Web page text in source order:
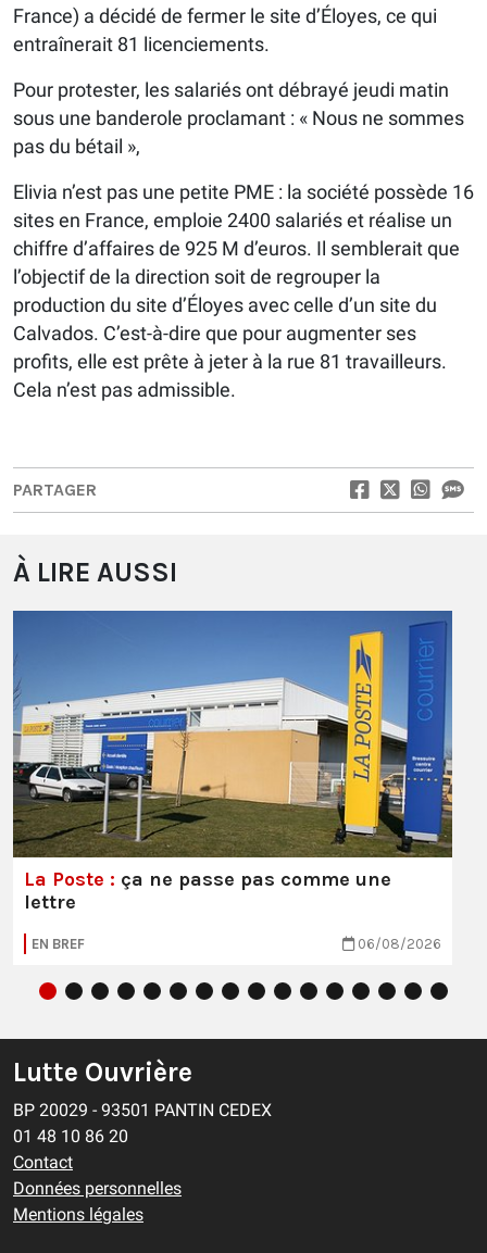
France) a décidé de fermer le site d’Éloyes, ce qui
entraînerait 81 licenciements.
Pour protester, les salariés ont débrayé jeudi matin
sous une banderole proclamant : « Nous ne sommes
pas du bétail »,
Elivia n’est pas une petite PME : la société possède 16
sites en France, emploie 2400 salariés et réalise un
chiffre d’affaires de 925 M d’euros. Il semblerait que
l’objectif de la direction soit de regrouper la
production du site d’Éloyes avec celle d’un site du
Calvados. C’est-à-dire que pour augmenter ses
profits, elle est prête à jeter à la rue 81 travailleurs.
Cela n’est pas admissible.
PARTAGER
À LIRE AUSSI
La Poste : ça ne passe pas comme une
lettre
EN BREF 06/08/2026
Lutte Ouvrière
BP 20029 - 93501 PANTIN CEDEX
01 48 10 86 20
Contact
Données personnelles
Mentions légales